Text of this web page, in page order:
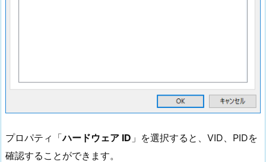
プロパティ「ハードウェア ID 」を選択すると、VID、PIDを
確認することができます。